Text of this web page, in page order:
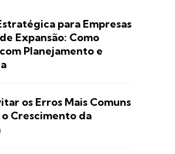
para Empresas
Expansão: Como
Planejamento e
os Erros Mais Comuns
Crescimento da